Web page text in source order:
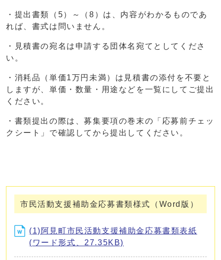
・提出書類（5）～（8）は、内容がわかるものであ
れば、書式は問いません。
・見積書の宛名は申請する団体名宛てとしてくださ
い。
・消耗品（単価1万円未満）は見積書の添付を不要と
しますが、単価・数量・用途などを一覧にしてご提出
ください。
・書類提出の際は、募集要項の巻末の「応募前チェッ
クシート」で確認してから提出してください。
市民活動支援補助金応募書類様式（Word版）
(1)阿見町市民活動支援補助金応募書類表紙
(ワード形式、27.35KB)